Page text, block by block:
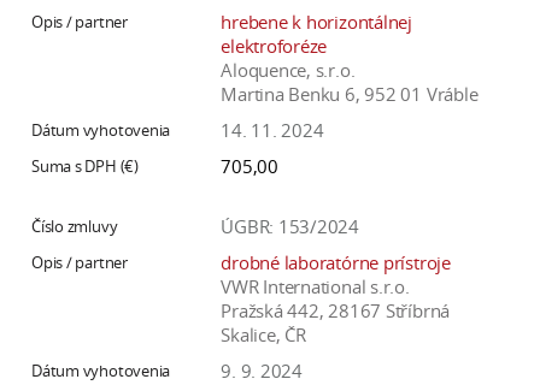
hrebene k horizontálnej
elektroforéze
Aloquence, s.r.o.
Martina Benku 6, 952 01 Vráble
14. 11. 2024
705,00
ÚGBR: 153/2024
drobné laboratórne prístroje
VWR International s.r.o.
Pražská 442, 28167 Stříbrná
Skalice, ČR
9. 9. 2024